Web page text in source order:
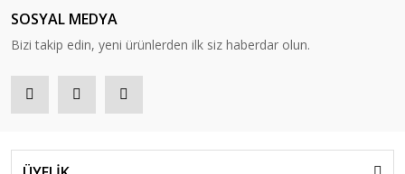
SOSYAL MEDYA
Bizi takip edin, yeni ürünlerden ilk siz haberdar olun.